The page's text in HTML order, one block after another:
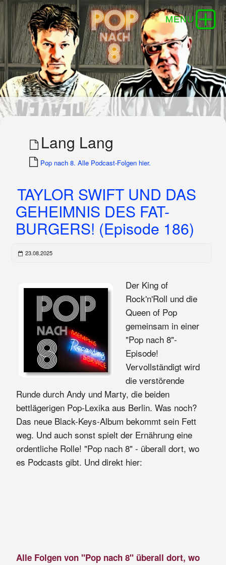
Lang Lang
Pop nach 8. Alle Podcast-Folgen hier.
TAYLOR SWIFT UND DAS
GEHEIMNIS DES FAT-
BURGERS! (Episode 186)
23.08.2025
Der King of
Rock'n'Roll und die
Queen of Pop
gemeinsam in einer
"Pop nach 8"-
Episode!
Vervollständigt wird
die verstörende
Runde durch Andy und Marty, die beiden
bettlägerigen Pop-Lexika aus Berlin. Was noch?
Das neue Black-Keys-Album bekommt sein Fett
weg. Und auch sonst spielt der Ernährung eine
ordentliche Rolle! "Pop nach 8" - überall dort, wo
es Podcasts gibt. Und direkt hier:
Alle Folgen von "Pop nach 8" überall dort, wo